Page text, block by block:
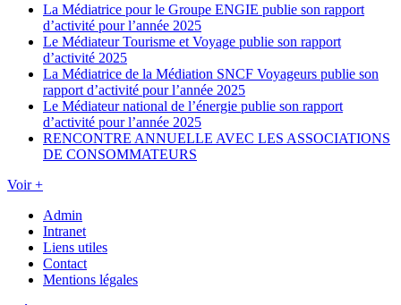
La Médiatrice pour le Groupe ENGIE publie son rapport
d’activité pour l’année 2025
Le Médiateur Tourisme et Voyage publie son rapport
d’activité 2025
La Médiatrice de la Médiation SNCF Voyageurs publie son
rapport d’activité pour l’année 2025
Le Médiateur national de l’énergie publie son rapport
d’activité pour l’année 2025
RENCONTRE ANNUELLE AVEC LES ASSOCIATIONS
DE CONSOMMATEURS
Voir +
Admin
Intranet
Liens utiles
Contact
Mentions légales